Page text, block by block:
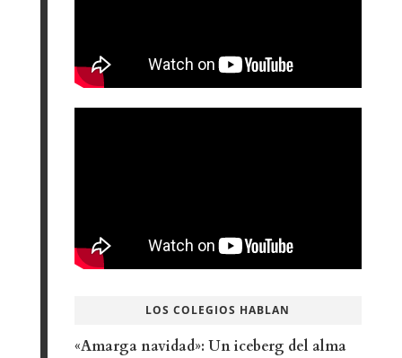
LOS COLEGIOS HABLAN
«Amarga navidad»: Un iceberg del alma